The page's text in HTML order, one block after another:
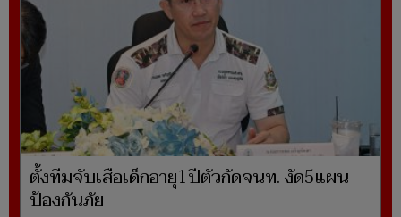
ตั้งทีมจับเสือเด็กอายุ1ปีตัวกัดจนท. งัด5แผน
ป้องกันภัย